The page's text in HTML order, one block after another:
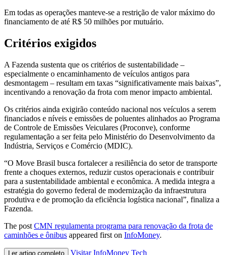
Em todas as operações manteve-se a restrição de valor máximo do
financiamento de até R$ 50 milhões por mutuário.
Critérios exigidos
A Fazenda sustenta que os critérios de sustentabilidade –
especialmente o encaminhamento de veículos antigos para
desmontagem – resultam em taxas “significativamente mais baixas”,
incentivando a renovação da frota com menor impacto ambiental.
Os critérios ainda exigirão conteúdo nacional nos veículos a serem
financiados e níveis e emissões de poluentes alinhados ao Programa
de Controle de Emissões Veiculares (Proconve), conforme
regulamentação a ser feita pelo Ministério do Desenvolvimento da
Indústria, Serviços e Comércio (MDIC).
“O Move Brasil busca fortalecer a resiliência do setor de transporte
frente a choques externos, reduzir custos operacionais e contribuir
para a sustentabilidade ambiental e econômica. A medida integra a
estratégia do governo federal de modernização da infraestrutura
produtiva e de promoção da eficiência logística nacional”, finaliza a
Fazenda.
The post CMN regulamenta programa para renovação da frota de
caminhões e ônibus appeared first on InfoMoney.
Ler artigo completo Visitar InfoMoney Tech